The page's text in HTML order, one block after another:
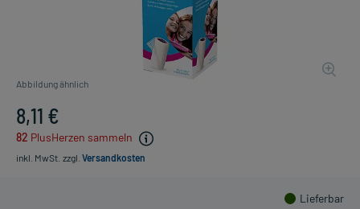
Abbildung ähnlich
8,11 €
82 PlusHerzen sammeln
inkl. MwSt. zzgl. Versandkosten
Lieferbar